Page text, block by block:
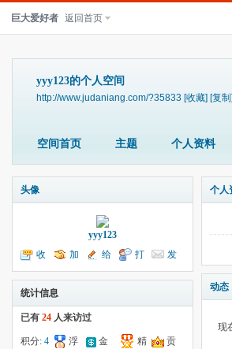
巨大爱好者 返回首页
yyy123的个人空间
http://www.judaniang.com/?35833 [收藏] [复
空间首页 主题 个人资料
头像
yyy123
收
听TA
加
为好友
给
我留言
打
个招呼
发
送消息
统计信息
已有 24 人来访过
积分: 4
浮
金
精
贡
个人
动态
现